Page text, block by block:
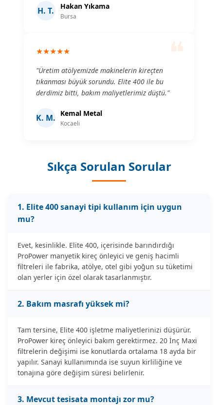
H. T. Hakan Yıkama
Bursa
❝
★★★★★
"Üretim atölyemizde makinelerin kireçten
tıkanması büyük sorundu. Elite 400 ile bu
derdimiz bitti, bakım maliyetlerimiz düştü."
K. M. Kemal Metal
Kocaeli
Sıkça Sorulan Sorular
1. Elite 400 sanayi tipi kullanım için uygun
mu?
Evet, kesinlikle. Elite 400, içerisinde barındırdığı
ProPower manyetik kireç önleyici ve geniş hacimli
filtreleri ile fabrika, atölye, otel gibi yoğun su tüketimi
olan yerler için özel olarak tasarlanmıştır.
2. Bakım masrafı yüksek mi?
Tam tersine, Elite 400 işletme maliyetlerinizi düşürür.
ProPower kireç önleyici bakım gerektirmez. 20 İnç Maxi
filtrelerin değişimi ise konutlarda ortalama 18 ayda bir
yapılır. Sanayi kullanımında ise suyun kirliliğine ve
tonajına göre değişim süresi belirlenir.
3. Mevcut tesisata montajı zor mu?